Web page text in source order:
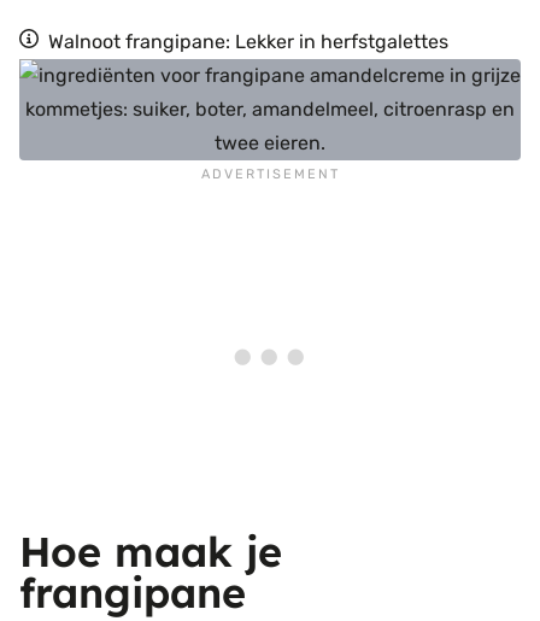
Walnoot frangipane: Lekker in herfstgalettes
Hoe maak je
frangipane